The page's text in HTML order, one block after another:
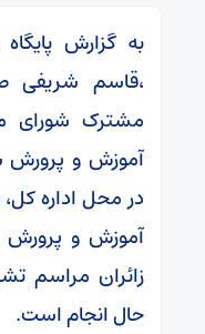
به گزارش
،قاسم
مشترک شورای
آموزش و پرورش
در محل اداره
آموزش و پرورش
زائران مراسم
حال انجام است.